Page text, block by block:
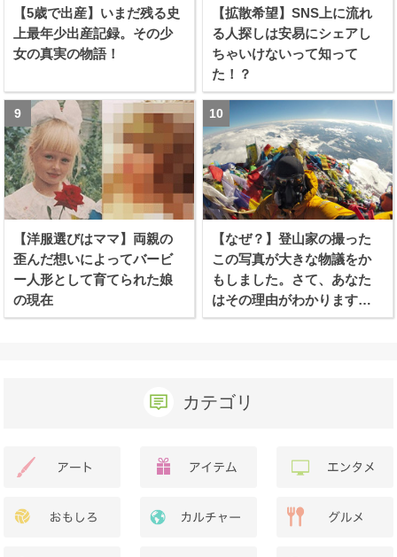
【5歳で出産】いまだ残る史
上最年少出産記録。その少
女の真実の物語！
【拡散希望】SNS上に流れ
る人探しは安易にシェアし
ちゃいけないって知って
た！？
【洋服選びはママ】両親の
歪んだ想いによってバービ
ー人形として育てられた娘
の現在
【なぜ？】登山家の撮った
この写真が大きな物議をか
もしました。さて、あなた
はその理由がわかります
か？
カテゴリ